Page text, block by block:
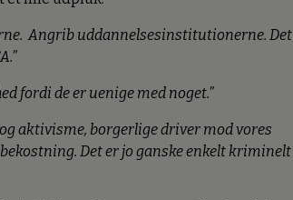
Angrib uddannelsesinstitutionerne. Det
fordi de er uenige med noget.”
aktivisme, borgerlige driver mod vores
Det er jo ganske enkelt kriminelt